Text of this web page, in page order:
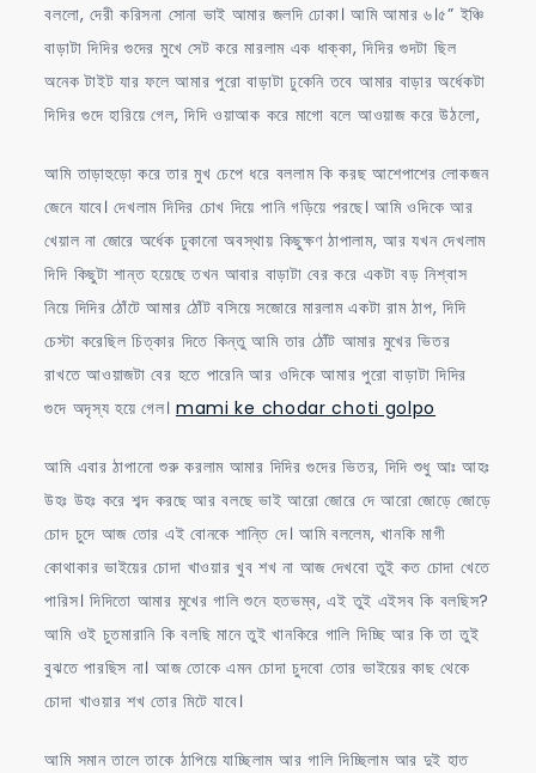
বললো, দেরী করিসনা সোনা ভাই আমার জলদি ঢোকা। আমি আমার ৬।৫” ইঞ্চি
বাড়াটা দিদির গুদের মুখে সেট করে মারলাম এক ধাক্কা, দিদির গুদটা ছিল
অনেক টাইট যার ফলে আমার পুরো বাড়াটা ঢুকেনি তবে আমার বাড়ার অর্ধেকটা
দিদির গুদে হারিয়ে গেল, দিদি ওয়াআক করে মাগো বলে আওয়াজ করে উঠলো,
আমি তাড়াহুড়ো করে তার মুখ চেপে ধরে বললাম কি করছ আশেপাশের লোকজন
জেনে যাবে। দেখলাম দিদির চোখ দিয়ে পানি গড়িয়ে পরছে। আমি ওদিকে আর
খেয়াল না জোরে অর্ধেক ঢুকানো অবস্থায় কিছুক্ষণ ঠাপালাম, আর যখন দেখলাম
দিদি কিছুটা শান্ত হয়েছে তখন আবার বাড়াটা বের করে একটা বড় নিশ্বাস
নিয়ে দিদির ঠোঁটে আমার ঠোঁট বসিয়ে সজোরে মারলাম একটা রাম ঠাপ, দিদি
চেস্টা করেছিল চিত্কার দিতে কিন্তু আমি তার ঠোঁট আমার মুখের ভিতর
রাখতে আওয়াজটা বের হতে পারেনি আর ওদিকে আমার পুরো বাড়াটা দিদির
গুদে অদৃস্য হয়ে গেল। mami ke chodar choti golpo
আমি এবার ঠাপানো শুরু করলাম আমার দিদির গুদের ভিতর, দিদি শুধু আঃ আহঃ
উহঃ উহঃ করে শব্দ করছে আর বলছে ভাই আরো জোরে দে আরো জোড়ে জোড়ে
চোদ চুদে আজ তোর এই বোনকে শান্তি দে। আমি বললেম, খানকি মাগী
কোথাকার ভাইয়ের চোদা খাওয়ার খুব শখ না আজ দেখবো তুই কত চোদা খেতে
পারিস। দিদিতো আমার মুখের গালি শুনে হতভম্ব, এই তুই এইসব কি বলছিস?
আমি ওই চুতমারানি কি বলছি মানে তুই খানকিরে গালি দিচ্ছি আর কি তা তুই
বুঝতে পারছিস না। আজ তোকে এমন চোদা চুদবো তোর ভাইয়ের কাছ থেকে
চোদা খাওয়ার শখ তোর মিটে যাবে।
আমি সমান তালে তাকে ঠাপিয়ে যাচ্ছিলাম আর গালি দিচ্ছিলাম আর দুই হাত